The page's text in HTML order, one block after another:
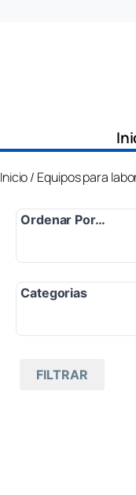
Inicio/ Equipos para
Ordenar Por…
Popularidad
Más nuevo
Categorias
Todas las marcas
FILTRAR